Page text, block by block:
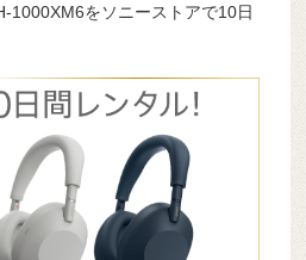
di et
1000XM6をソニーストアで10日